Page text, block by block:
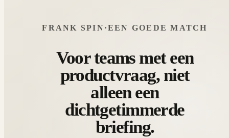
FRANK SPIN·EEN GOEDE MATCH
Voor teams met een
productvraag, niet
alleen een
dichtgetimmerde
briefing.